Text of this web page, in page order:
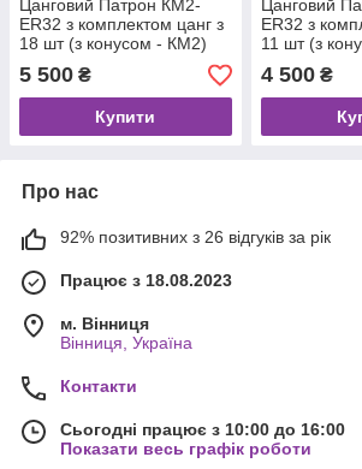
Цанговий Патрон КМ2-
ER32 з комплектом цанг з
18 шт (з конусом - КМ2)
5 500 ₴
Купити
Цанговий
ER32 з
11 шт (з
4 500₴
Про нас
92% позитивних з 26 відгуків за рік
Працює з 18.08.2023
м. Вінниця
Вінниця, Україна
Контакти
Сьогодні працює з 10:00 до 16:00
Показати весь графік роботи